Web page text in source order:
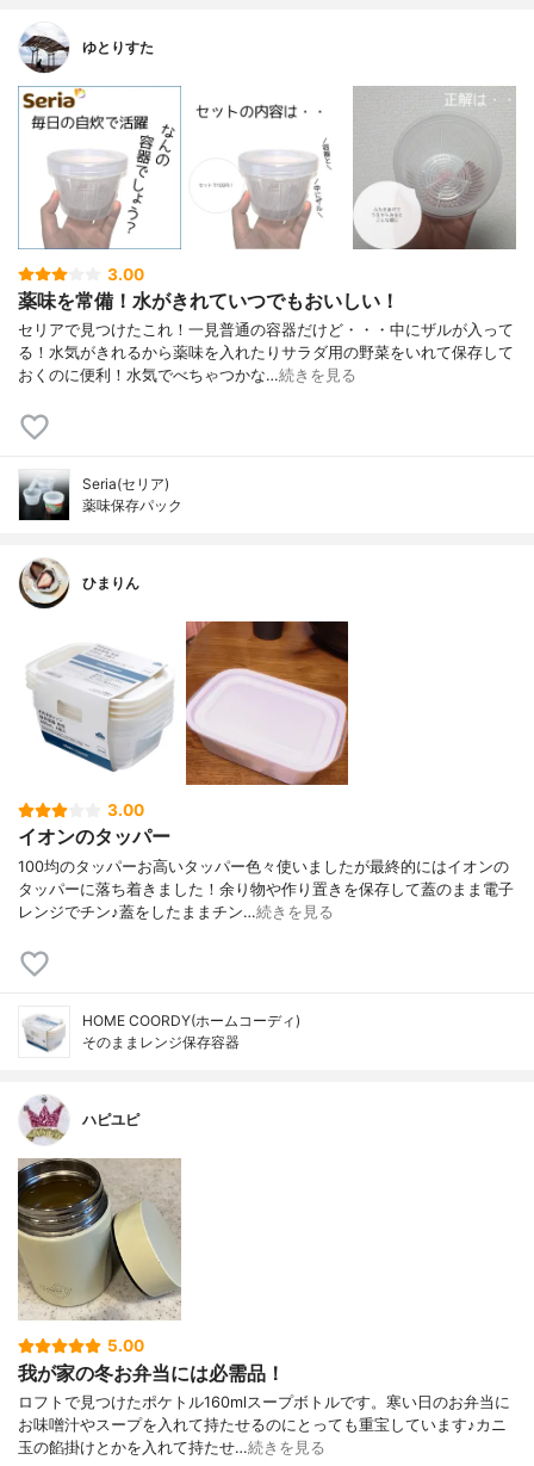
ゆとりすた
3.00
薬味を常備！水がきれていつでもおいしい！
セリアで見つけたこれ！一見普通の容器だけど・・・中にザルが入って
る！水気がきれるから薬味を入れたりサラダ用の野菜をいれて保存して
おくのに便利！水気でべちゃつかな…続きを見る
Seria(セリア)
薬味保存パック
ひまりん
3.00
イオンのタッパー
100均のタッパーお高いタッパー色々使いましたが最終的にはイオンの
タッパーに落ち着きました！余り物や作り置きを保存して蓋のまま電子
レンジでチン♪蓋をしたままチン…続きを見る
HOME COORDY(ホームコーディ)
そのままレンジ保存容器
ハピユピ
5.00
我が家の冬お弁当には必需品！
ロフトで見つけたポケトル160mlスープボトルです。寒い日のお弁当に
お味噌汁やスープを入れて持たせるのにとっても重宝しています♪カニ
玉の餡掛けとかを入れて持たせ…続きを見る